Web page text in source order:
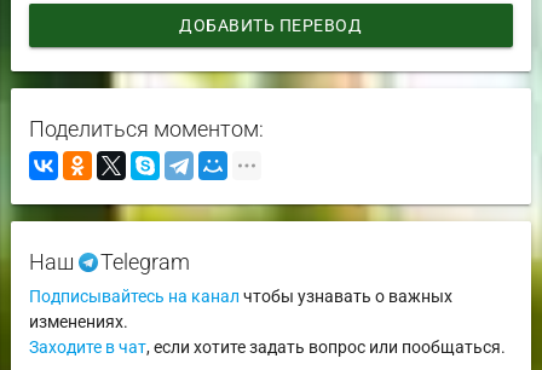
ДОБАВИТЬ ПЕРЕВОД
Поделиться моментом:
Наш Telegram
Подписывайтесь на канал чтобы узнавать о важных
изменениях.
Заходите в чат, если хотите задать вопрос или пообщаться.